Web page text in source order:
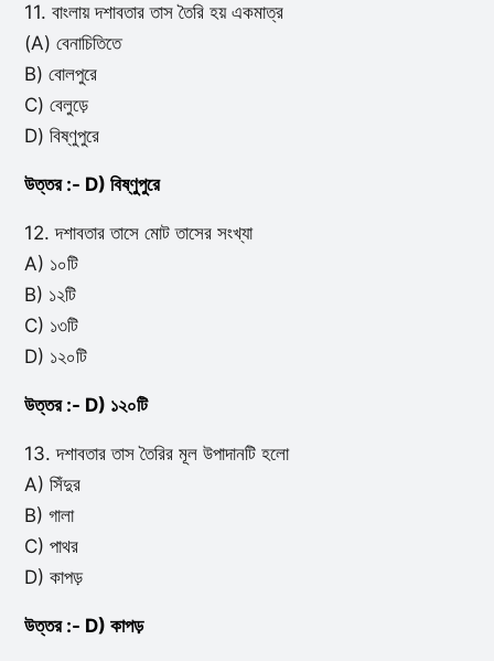
11. বাংলায় দশাবতার তাস তৈরি হয় একমাত্র
(A) বেনাচিতিতে
B) বোলপুরে
C) বেলুড়ে
D) বিষ্ণুপুরে
উত্তর :- D) বিষ্ণুপুরে
12. দশাবতার তাসে মোট তাসের সংখ্যা
A) ১০টি
B) ১২টি
C) ১৩টি
D) ১২০টি
উত্তর :- D) ১২০টি
13. দশাবতার তাস তৈরির মূল উপাদানটি হলো
A) সিঁদুর
B) গালা
C) পাথর
D) কাপড়
উত্তর :- D) কাপড়